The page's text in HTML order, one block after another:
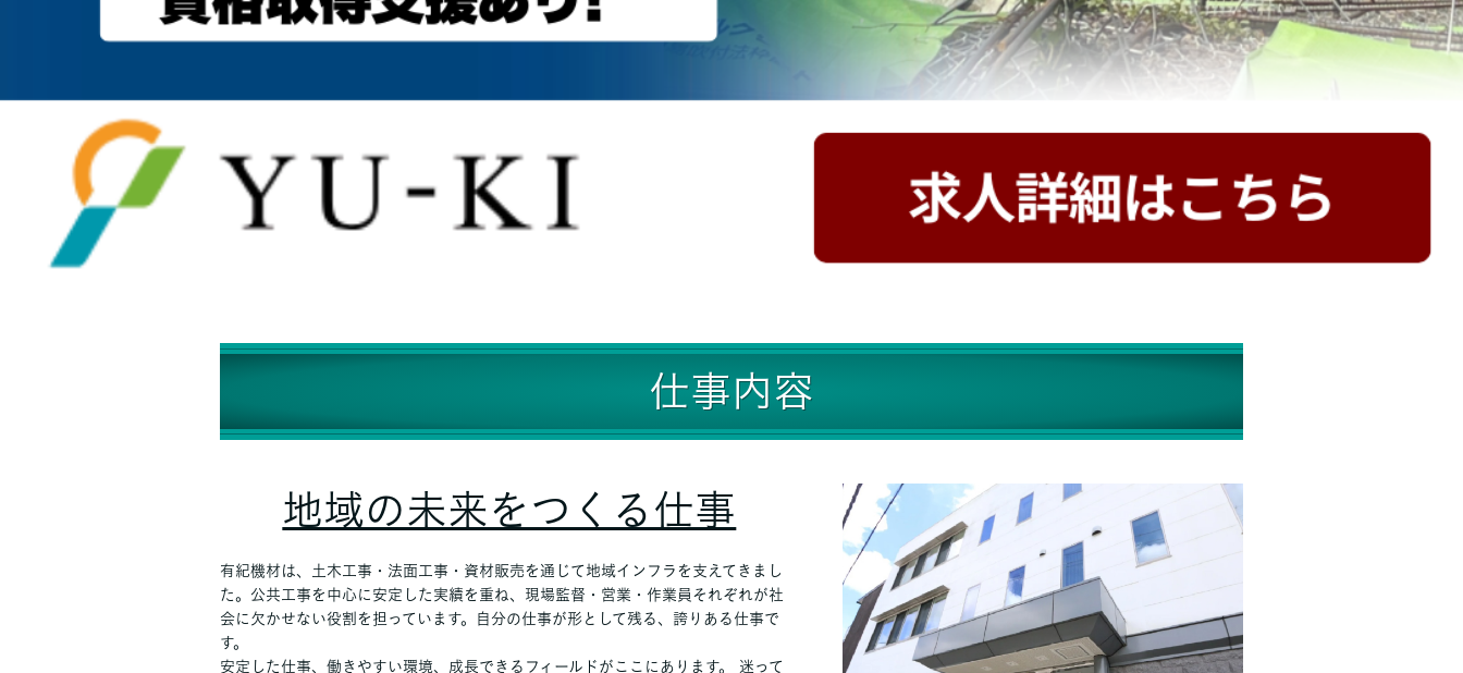
仕事内容
地域の未来をつくる仕事
有紀機材は、土木工事・法面工事・資材販売を通じて地域インフラを支えてきまし
た。公共工事を中心に安定した実績を重ね、現場監督・営業・作業員それぞれが社
会に欠かせない役割を担っています。自分の仕事が形として残る、誇りある仕事で
す。
安定した仕事、働きやすい環境、成長できるフィールドがここにあります。 迷って